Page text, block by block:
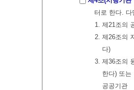
터로 한다.
1. 제21조의
2. 제26조의
다)
3. 제36조의
한다) 또는
공공기관